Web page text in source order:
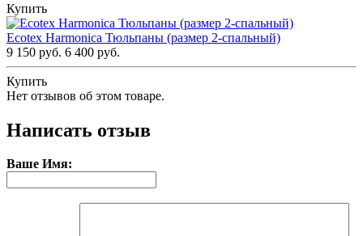
Купить
Ecotex Harmonica Тюльпаны (размер 2-спальный)
9 150 руб. 6 400 руб.
Купить
Нет отзывов об этом товаре.
Написать отзыв
Ваше Имя: